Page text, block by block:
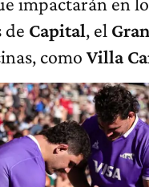
de Capital, el Gran
como Villa